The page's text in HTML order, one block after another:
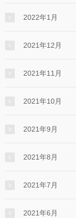
2022年1月
2021年12月
2021年11月
2021年10月
2021年9月
2021年8月
2021年7月
2021年6月